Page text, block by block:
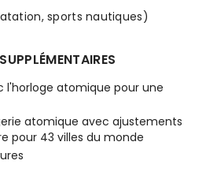
sports nautiques)
l'horloge atomique pour une
atomique avec ajustements
pour 43 villes du monde